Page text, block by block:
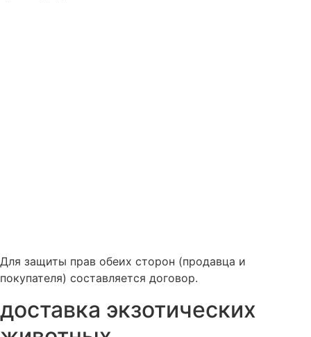
Для защиты прав обеих сторон (продавца и
покупателя) составляется договор.
доставка экзотических